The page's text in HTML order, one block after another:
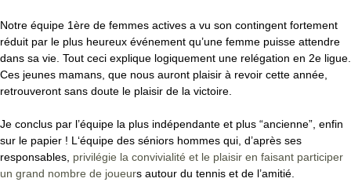
Notre équipe 1ère de femmes actives a vu son contingent fortement
réduit par le plus heureux événement qu’une femme puisse attendre
dans sa vie. Tout ceci explique logiquement une relégation en 2e ligue.
Ces jeunes mamans, que nous auront plaisir à revoir cette année,
retrouveront sans doute le plaisir de la victoire.
Je conclus par l’équipe la plus indépendante et plus “ancienne”, enfin
sur le papier ! L‘équipe des séniors hommes qui, d’après ses
responsables, privilégie la convivialité et le plaisir en faisant participer
un grand nombre de joueurs autour du tennis et de l’amitié.